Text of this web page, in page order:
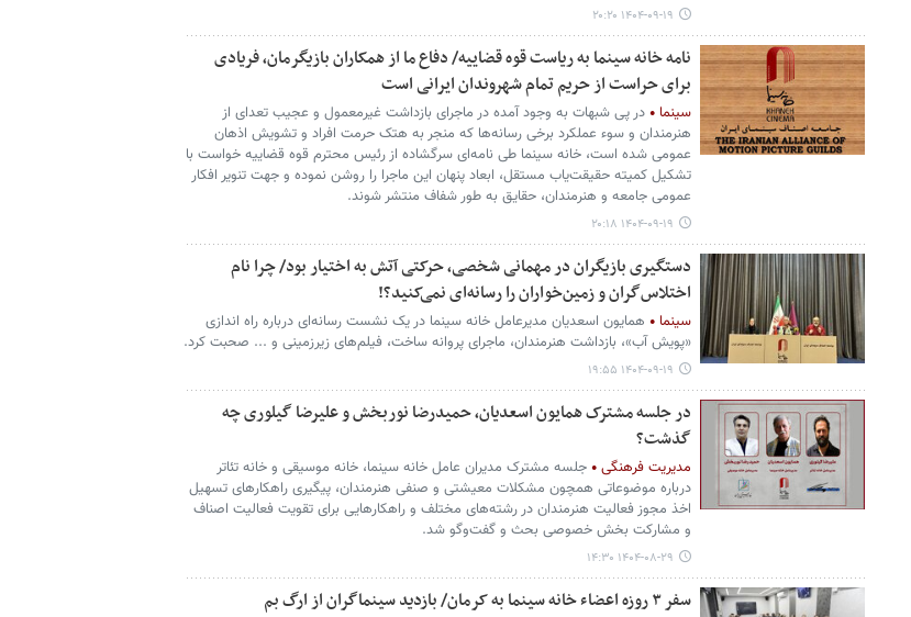
۱۴۰۴-۰۹-۱۹ ۲۰:۲۰
نامه خانه سینما به ریاست قوه قضاییه/ دفاع ما از همکاران بازیگرمان، فریادی
برای حراست از حریم تمام شهروندان ایرانی است
سینما
در پی شبهات به وجود آمده در ماجرای بازداشت غیرمعمول و عجیب تعدای از
هنرمندان و سوء عملکرد برخی رسانه‌ها که منجر به هتک حرمت افراد و تشویش اذهان
عمومی شده است، خانه سینما طی نامه‌ای سرگشاده از رئیس محترم قوه قضاییه خواست با
تشکیل کمیته حقیقت‌یاب مستقل، ابعاد پنهان این ماجرا را روشن نموده و جهت تنویر افکار
عمومی جامعه و هنرمندان، حقایق به طور شفاف منتشر شوند.
۱۴۰۴-۰۹-۱۹ ۲۰:۱۸
دستگیری بازیگران در مهمانی شخصی، حرکتی آتش به اختیار بود/ چرا نام
اختلاس‌گران و زمین‌خواران را رسانه‌ای نمی‌کنید؟!
سینما
همایون اسعدیان مدیرعامل خانه سینما در یک نشست رسانه‌ای درباره راه اندازی
«پویش آب»، بازداشت هنرمندان، ماجرای پروانه ساخت، فیلم‌های زیرزمینی و ... صحبت کرد.
۱۴۰۴-۰۹-۱۹ ۱۹:۵۵
در جلسه مشترک همایون اسعدیان، حمیدرضا نوربخش و علیرضا گیلوری چه
گذشت؟
مدیریت فرهنگی
جلسه مشترک مدیران عامل خانه سینما، خانه موسیقی و خانه تئاتر
درباره موضوعاتی همچون مشکلات معیشتی و صنفی هنرمندان، پیگیری راهکارهای تسهیل
اخذ مجوز فعالیت هنرمندان در رشته‌های مختلف و راهکارهایی برای تقویت فعالیت اصناف
و مشارکت بخش خصوصی بحث و گفت‌وگو شد.
۱۴۰۴-۰۸-۲۹ ۱۴:۳۰
سفر ۳ روزه اعضاء خانه سینما به کرمان/ بازدید سینماگران از ارگ بم